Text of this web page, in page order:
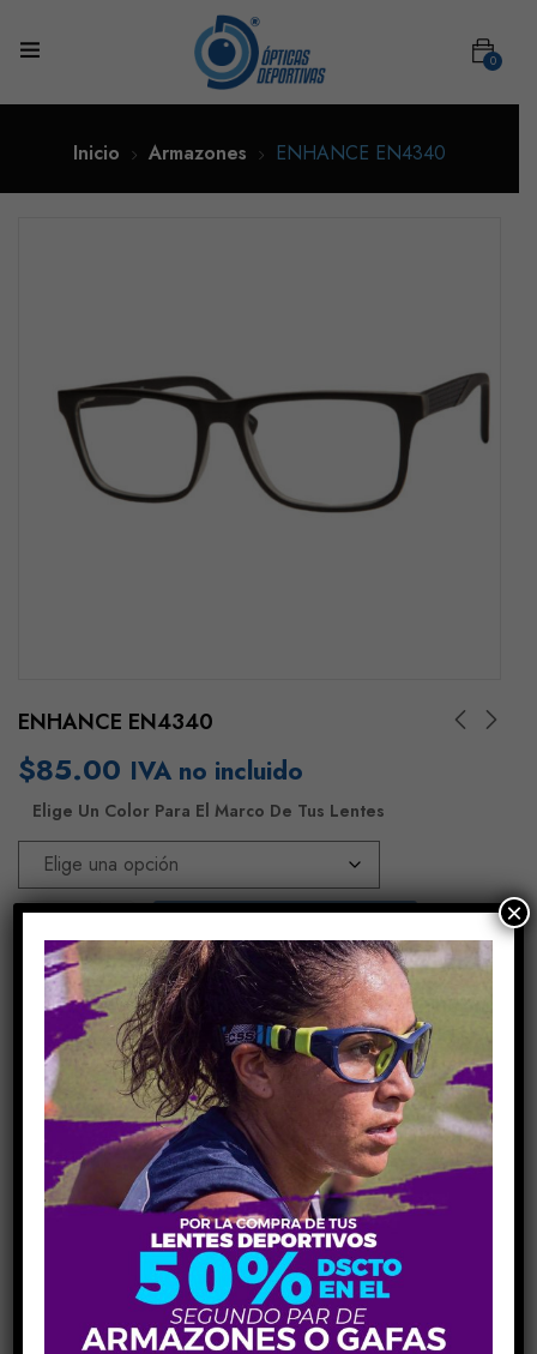
0
Inicio Armazones ENHANCE EN4340
ENHANCE EN4340
$85.00 IVA no incluido
Elige Un Color Para El Marco De Tus Lentes
COMPARE
Share Link:
INFORMACIÓN ADICIONAL
H56-V39-P18-VA150
MATERIAL Acetato
×